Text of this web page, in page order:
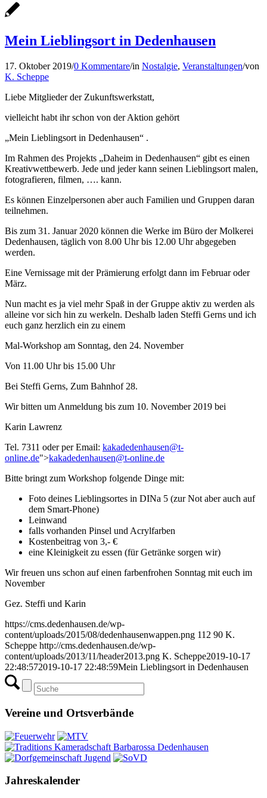
Mein Lieblingsort in Dedenhausen
17. Oktober 2019/0 Kommentare/in Nostalgie, Veranstaltungen/von
K. Scheppe
Liebe Mitglieder der Zukunftswerkstatt,
vielleicht habt ihr schon von der Aktion gehört
„Mein Lieblingsort in Dedenhausen“ .
Im Rahmen des Projekts „Daheim in Dedenhausen“ gibt es einen
Kreativwettbewerb. Jede und jeder kann seinen Lieblingsort malen,
fotografieren, filmen, …. kann.
Es können Einzelpersonen aber auch Familien und Gruppen daran
teilnehmen.
Bis zum 31. Januar 2020 können die Werke im Büro der Molkerei
Dedenhausen, täglich von 8.00 Uhr bis 12.00 Uhr abgegeben
werden.
Eine Vernissage mit der Prämierung erfolgt dann im Februar oder
März.
Nun macht es ja viel mehr Spaß in der Gruppe aktiv zu werden als
alleine vor sich hin zu werkeln. Deshalb laden Steffi Gerns und ich
euch ganz herzlich ein zu einem
Mal-Workshop am Sonntag, den 24. November
Von 11.00 Uhr bis 15.00 Uhr
Bei Steffi Gerns, Zum Bahnhof 28.
Wir bitten um Anmeldung bis zum 10. November 2019 bei
Karin Lawrenz
Tel. 7311 oder per Email: kakadedenhausen@t-
online.de">kakadedenhausen@t-online.de
Bitte bringt zum Workshop folgende Dinge mit:
Foto deines Lieblingsortes in DINa 5 (zur Not aber auch auf
dem Smart-Phone)
Leinwand
falls vorhanden Pinsel und Acrylfarben
Kostenbeitrag von 3,- €
eine Kleinigkeit zu essen (für Getränke sorgen wir)
Wir freuen uns schon auf einen farbenfrohen Sonntag mit euch im
November
Gez. Steffi und Karin
https://cms.dedenhausen.de/wp-
content/uploads/2015/08/dedenhausenwappen.png 112 90 K.
Scheppe http://cms.dedenhausen.de/wp-
content/uploads/2013/11/header2013.png K. Scheppe2019-10-17
22:48:572019-10-17 22:48:59Mein Lieblingsort in Dedenhausen
Vereine und Ortsverbände
Jahreskalender